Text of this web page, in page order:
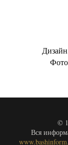
©
Вся